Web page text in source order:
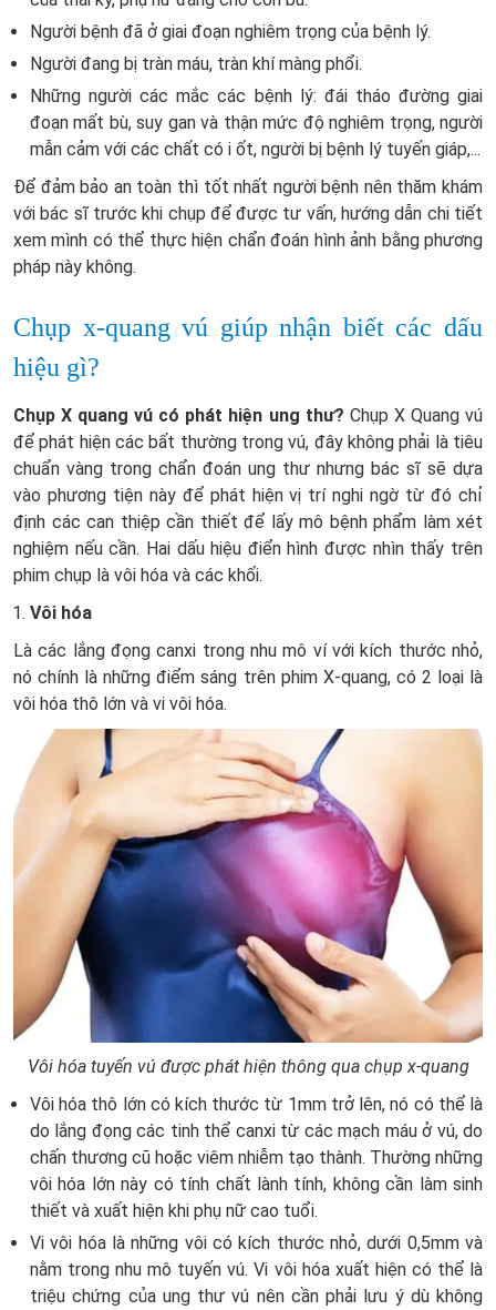
Người bệnh đã ở giai đoạn nghiêm trọng của bệnh lý.
Người đang bị tràn máu, tràn khí màng phổi.
Những người các mắc các bệnh lý: đái tháo đường giai
đoạn mất bù, suy gan và thận mức độ nghiêm trọng, người
mẫn cảm với các chất có i ốt, người bị bệnh lý tuyến giáp,...
Để đảm bảo an toàn thì tốt nhất người bệnh nên thăm khám
với bác sĩ trước khi chụp để được tư vấn, hướng dẫn chi tiết
xem mình có thể thực hiện chẩn đoán hình ảnh bằng phương
pháp này không.
Chụp x-quang vú giúp nhận biết các dấu
hiệu gì?
Chụp X quang vú có phát hiện ung thư? Chụp X Quang vú
để phát hiện các bất thường trong vú, đây không phải là tiêu
chuẩn vàng trong chẩn đoán ung thư nhưng bác sĩ sẽ dựa
vào phương tiện này để phát hiện vị trí nghi ngờ từ đó chỉ
định các can thiệp cần thiết để lấy mô bệnh phẩm làm xét
nghiệm nếu cần. Hai dấu hiệu điển hình được nhìn thấy trên
phim chụp là vôi hóa và các khối.
Vôi hóa
Là các lắng đọng canxi trong nhu mô ví với kích thước nhỏ,
nó chính là những điểm sáng trên phim X-quang, có 2 loại là
vôi hóa thô lớn và vi vôi hóa.
Vôi hóa tuyến vú được phát hiện thông qua chụp x-quang
Vôi hóa thô lớn có kích thước từ 1mm trở lên, nó có thể là
do lắng đọng các tinh thể canxi từ các mạch máu ở vú, do
chấn thương cũ hoặc viêm nhiễm tạo thành. Thường những
vôi hóa lớn này có tính chất lành tính, không cần làm sinh
thiết và xuất hiện khi phụ nữ cao tuổi.
Vi vôi hóa là những vôi có kích thước nhỏ, dưới 0,5mm và
nằm trong nhu mô tuyến vú. Vi vôi hóa xuất hiện có thể là
triệu chứng của ung thư vú nên cần phải lưu ý dù không